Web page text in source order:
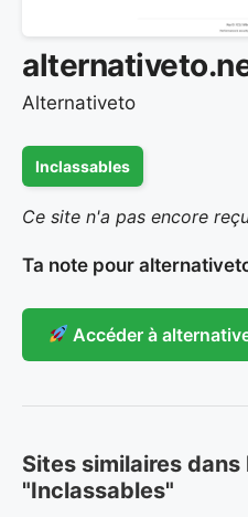
Alternativeto
Inclassables
Ce site n'a pas encore
Ta note pour
Accéder à
Sites similaires
"Inclassables"